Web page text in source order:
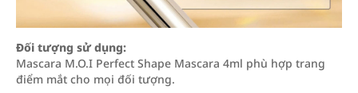
Đối tượng sử dụng:
Mascara M.O.I Perfect Shape Mascara 4ml phù hợp trang
điểm mắt cho mọi đối tượng.